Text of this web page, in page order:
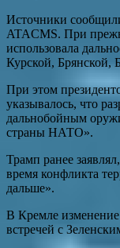
Источники
ATACMS. При
использовала
Курской, Брянской,
При этом
указывалось, что
дальнобойным
страны НАТО».
Трамп ранее
время конфликта
дальше».
В Кремле
встречей с